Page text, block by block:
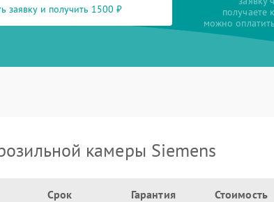
заявку и получить 1500 ₽
получаете
можно
камеры Siemens
Срок Гарантия Стоимость